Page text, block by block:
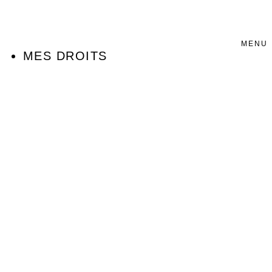
MES DROITS
MENU